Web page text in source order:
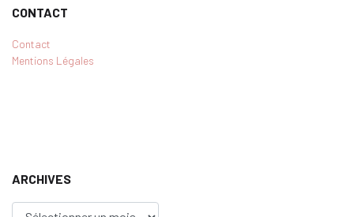
CONTACT
Contact
Mentions Légales
ARCHIVES